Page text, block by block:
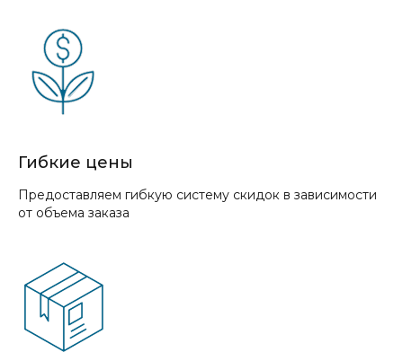
Гибкие цены
Предоставляем гибкую систему скидок в зависимости
от объема заказа